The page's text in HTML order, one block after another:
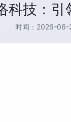
科技：
时间：2026-